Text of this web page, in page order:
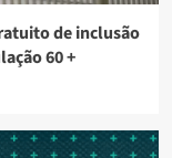
de inclusão
60 +